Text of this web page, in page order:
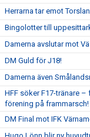
Herrarna tar emot
Bingolotter till
Damerna avslutar mot
DM Guld för J18!
Damerna även
HFF söker F17-tränare
förening på frammarsch!
DM Final mot IFK